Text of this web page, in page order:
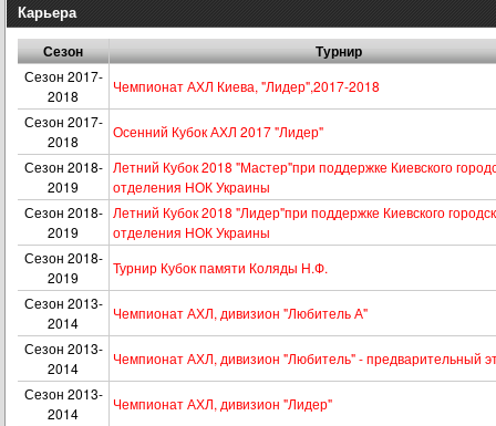
Карьера
Сезон Турнир
Сезон 2017-
2018
Чемпионат АХЛ Киева, "Лидер",2017-2018
Сезон 2017-
2018
Осенний Кубок АХЛ 2017 "Лидер"
Сезон 2018-
2019
Летний Кубок 2018 "Мастер"при поддержке Киевского
отделения НОК Украины
Сезон 2018-
2019
Летний Кубок 2018 "Лидер"при поддержке Киевского
отделения НОК Украины
Сезон 2018-
2019
Турнир Кубок памяти Коляды Н.Ф.
Сезон 2013-
2014
Чемпионат АХЛ, дивизион "Любитель А"
Сезон 2013-
2014
Чемпионат АХЛ, дивизион "Любитель" - предварительный
Сезон 2013-
2014
Чемпионат АХЛ, дивизион "Лидер"